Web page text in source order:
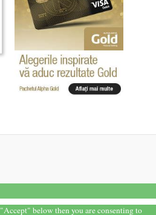
below then you are consenting to